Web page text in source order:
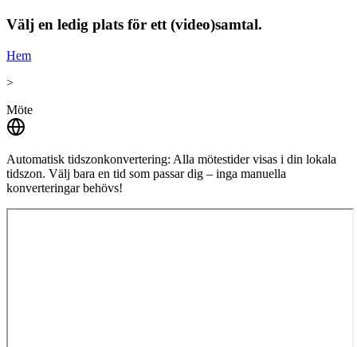
Välj en ledig plats för ett (video)samtal.
Hem
>
Möte
Automatisk tidszonkonvertering: Alla mötestider visas i din lokala
tidszon. Välj bara en tid som passar dig – inga manuella
konverteringar behövs!